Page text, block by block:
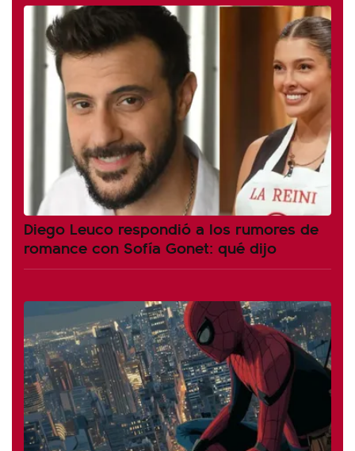
Diego Leuco respondió a los rumores de
romance con Sofía Gonet: qué dijo